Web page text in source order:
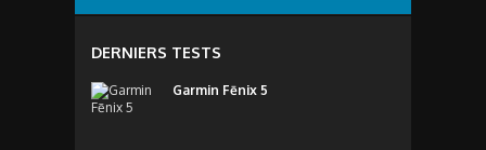
DERNIERS TESTS
Garmin Fēnix 5